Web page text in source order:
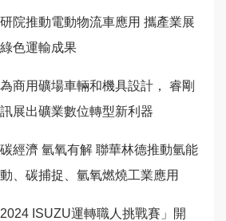
院推動電動物流車應用 攜產業展
色運輸成果
商用礦場車輛和機具設計， 睿剛
展出礦業數位轉型新利器
經濟 氫氧有解 聯華林德推動氫能
、碳捕捉、氫氧燃燒工業應用
2024 ISUZU運轉職人挑戰賽」開